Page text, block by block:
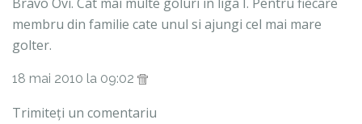
membru din familie cate unul si ajungi cel mai mare
golter.
18 mai 2010 la 09:02
Trimiteți un comentariu